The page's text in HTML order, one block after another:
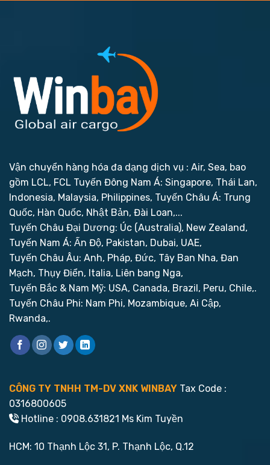
Vận chuyển hàng hóa đa dạng dịch vụ : Air, Sea, bao
gồm LCL, FCL Tuyến Đông Nam Á: Singapore, Thái Lan,
Indonesia, Malaysia, Philippines, Tuyến Châu Á: Trung
Quốc, Hàn Quốc, Nhật Bản, Đài Loan,...
Tuyến Châu Đại Dương: Úc (Australia), New Zealand,
Tuyến Nam Á: Ấn Độ, Pakistan, Dubai, UAE,
Tuyến Châu Âu: Anh, Pháp, Đức, Tây Ban Nha, Đan
Mạch, Thụy Điển, Italia, Liên bang Nga,
Tuyến Bắc & Nam Mỹ: USA, Canada, Brazil, Peru, Chile,.
Tuyến Châu Phi: Nam Phi, Mozambique, Ai Cập,
Rwanda,.
CÔNG TY TNHH TM-DV XNK WINBAY Tax Code :
0316800605
Hotline : 0908.631821 Ms Kim Tuyền
HCM: 10 Thạnh Lộc 31, P. Thạnh Lộc, Q.12